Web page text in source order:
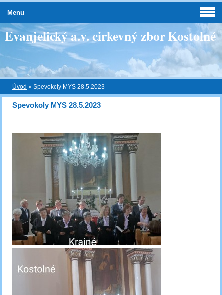
Evanjelický a.v. cirkevný zbor Kostolné
Úvod » Spevokoly MYS 28.5.2023
Spevokoly MYS 28.5.2023
Menu